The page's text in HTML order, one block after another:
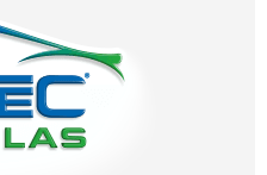
schon dabei?